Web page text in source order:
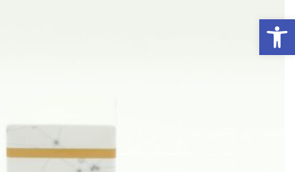
פתח סרגל נגישות